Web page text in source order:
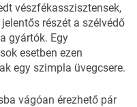
vészfékasszisztensek,
részét a szélvédő
gyártók. Egy
esetben ezen
egy szimpla üvegcsere.
vágóan érezhető pár